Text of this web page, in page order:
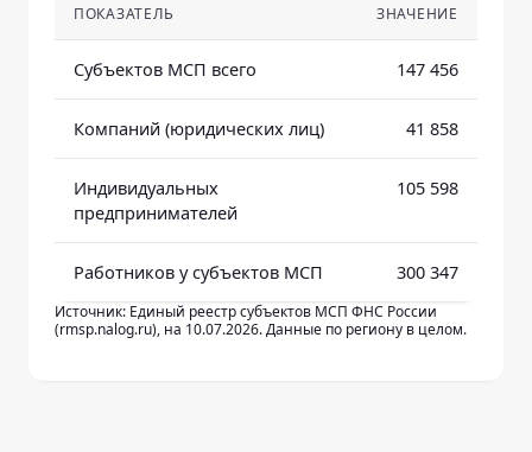
ПОКАЗАТЕЛЬ ЗНАЧЕНИЕ
Субъектов МСП всего 147 456
Компаний (юридических лиц) 41 858
Индивидуальных
предпринимателей
105 598
Работников у субъектов МСП 300 347
Источник: Единый реестр субъектов МСП ФНС России
(rmsp.nalog.ru), на 10.07.2026. Данные по региону в целом.